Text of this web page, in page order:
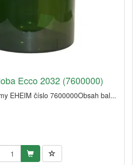
Ecco 2032 (7600000)
EHEIM číslo 7600000Obsah bal...